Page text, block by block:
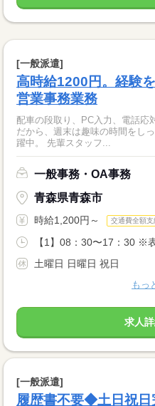
[一般派遣]
高時給1200円。経験
営業事務業務
配車の段取り、PC入力、電話応
だから、週末は趣味の時間をし
躍中。 先輩スタッフ...
一般事務・OA事務
青森県青森市
時給1,200円～ 交通費全額支
【1】08：30〜17：30 ※
土曜日 日曜日 祝日
もっ
求人
[一般派遣]
履歴書不要◆土日祝日